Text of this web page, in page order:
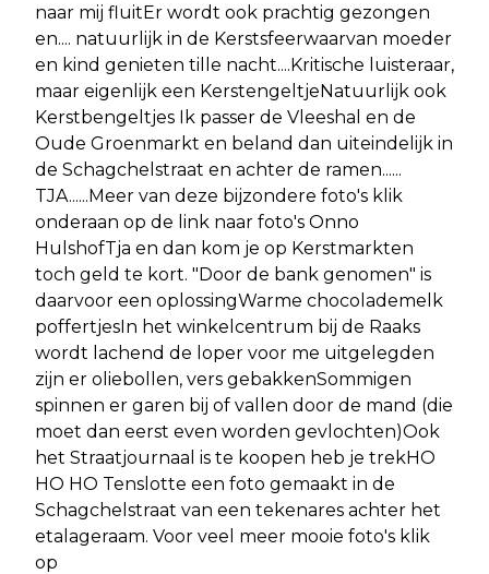
naar mij fluitEr wordt ook prachtig gezongen
en.... natuurlijk in de Kerstsfeerwaarvan moeder
en kind genieten tille nacht....Kritische luisteraar,
maar eigenlijk een KerstengeltjeNatuurlijk ook
Kerstbengeltjes Ik passer de Vleeshal en de
Oude Groenmarkt en beland dan uiteindelijk in
de Schagchelstraat en achter de ramen......
TJA......Meer van deze bijzondere foto's klik
onderaan op de link naar foto's Onno
HulshofTja en dan kom je op Kerstmarkten
toch geld te kort. "Door de bank genomen" is
daarvoor een oplossingWarme chocolademelk
poffertjesIn het winkelcentrum bij de Raaks
wordt lachend de loper voor me uitgelegden
zijn er oliebollen, vers gebakkenSommigen
spinnen er garen bij of vallen door de mand (die
moet dan eerst even worden gevlochten)Ook
het Straatjournaal is te koopen heb je trekHO
HO HO Tenslotte een foto gemaakt in de
Schagchelstraat van een tekenares achter het
etalageraam. Voor veel meer mooie foto's klik
op